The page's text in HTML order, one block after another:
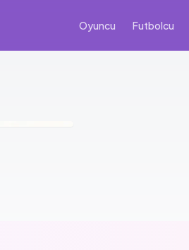
Oyuncu Futbolcu